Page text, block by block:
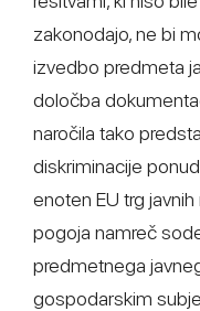
zakonodajo, ne bi
izvedbo predmeta
določba
naročila tako
diskriminacije
enoten EU trg
pogoja namreč
predmetnega
gospodarskim